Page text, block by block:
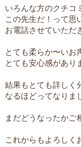
いろんな方のクチコ
この先生だ！って思
お電話させていただ
とても柔らか〜いお
とても安心感があり
結果もとても詳しく
なるほどってなりま
まだどうなったかご
これからもよろしく